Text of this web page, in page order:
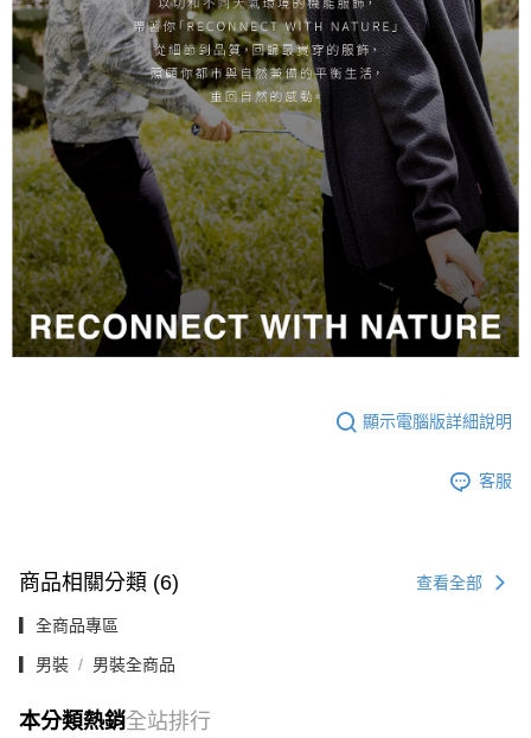
顯示電腦版詳細說明
客服
商品相關分類 (6) 查看全部
▎全商品專區
▎男裝 男裝全商品
本分類熱銷全站排行